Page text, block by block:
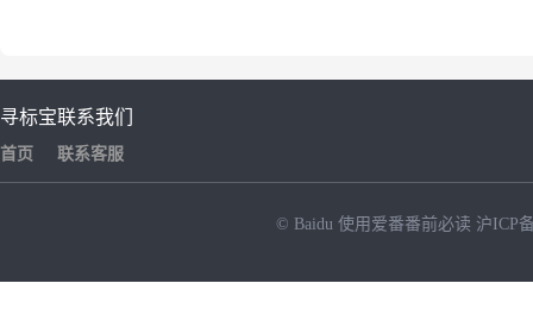
寻标宝
首页
联系我们
联系客服
© Baidu 使用爱番番前必读 沪ICP